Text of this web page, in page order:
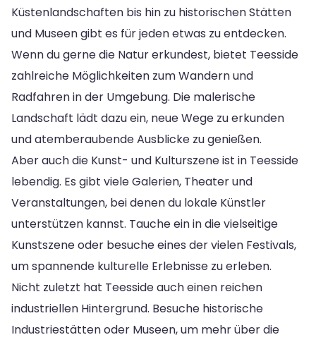
Küstenlandschaften bis hin zu historischen Stätten
und Museen gibt es für jeden etwas zu entdecken.
Wenn du gerne die Natur erkundest, bietet Teesside
zahlreiche Möglichkeiten zum Wandern und
Radfahren in der Umgebung. Die malerische
Landschaft lädt dazu ein, neue Wege zu erkunden
und atemberaubende Ausblicke zu genießen.
Aber auch die Kunst- und Kulturszene ist in Teesside
lebendig. Es gibt viele Galerien, Theater und
Veranstaltungen, bei denen du lokale Künstler
unterstützen kannst. Tauche ein in die vielseitige
Kunstszene oder besuche eines der vielen Festivals,
um spannende kulturelle Erlebnisse zu erleben.
Nicht zuletzt hat Teesside auch einen reichen
industriellen Hintergrund. Besuche historische
Industriestätten oder Museen, um mehr über die